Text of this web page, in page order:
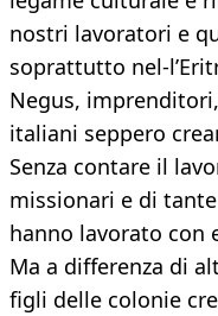
nostri lavoratori e
soprattutto nel-
Negus,
italiani seppero
Senza contare il
missionari e di
hanno lavorato con
Ma a differenza di
figli delle colonie